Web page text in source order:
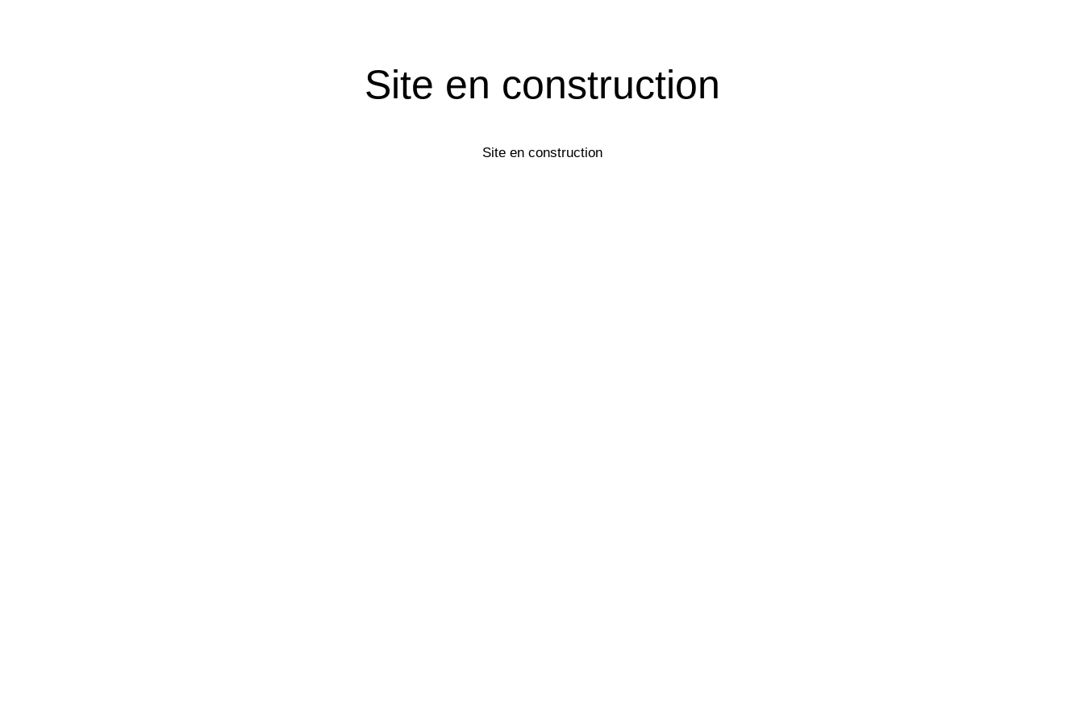
Site en construction
Site en construction